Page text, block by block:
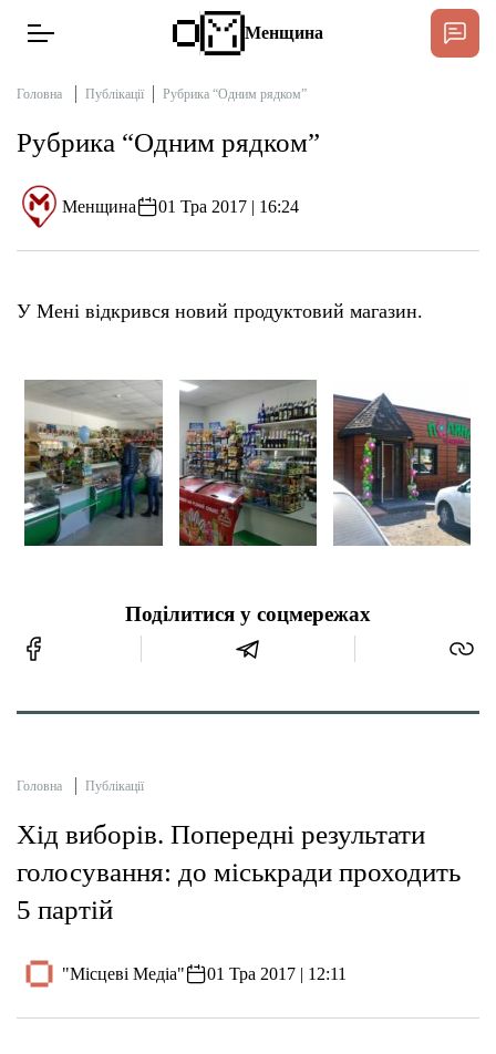
Про нас
Бюджет
Тендери
Підтримати «місцевих»
Редакційна політика
Етичний кодекс
Менщина
Головна Публікації Рубрика “Одним рядком”
Рубрика “Одним рядком”
Менщина 01 Тра 2017 | 16:24
У Мені відкрився новий продуктовий магазин.
Поділитися у соцмережах
Головна Публікації
Хід виборів. Попередні результати
голосування: до міськради проходить
5 партій
"Місцеві Медіа" 01 Тра 2017 | 12:11